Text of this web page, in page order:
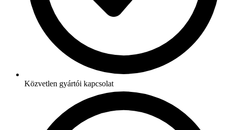
Közvetlen gyártói kapcsolat